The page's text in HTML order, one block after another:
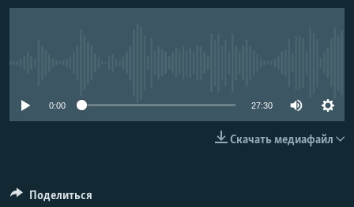
поискуСЕВЕР.РЕАЛИИ
ПОДПИШИТЕСЬ НА РАССЫЛКУ
0:00 27:30
Скачать медиафайл
Поделиться